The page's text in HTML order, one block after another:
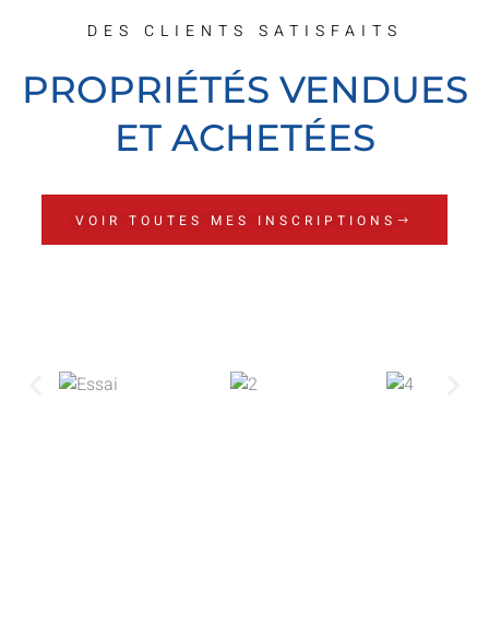
DES CLIENTS SATISFAITS
PROPRIÉTÉS VENDUES
ET ACHETÉES
VOIR TOUTES MES INSCRIPTIONS